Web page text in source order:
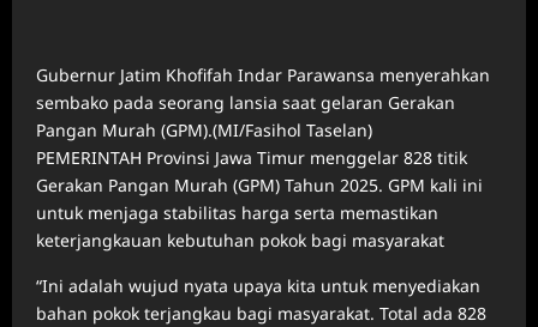
Gubernur Jatim Khofifah Indar Parawansa menyerahkan
sembako pada seorang lansia saat gelaran Gerakan
Pangan Murah (GPM).(MI/Fasihol Taselan)
PEMERINTAH Provinsi Jawa Timur menggelar 828 titik
Gerakan Pangan Murah (GPM) Tahun 2025. GPM kali ini
untuk menjaga stabilitas harga serta memastikan
keterjangkauan kebutuhan pokok bagi masyarakat
“Ini adalah wujud nyata upaya kita untuk menyediakan
bahan pokok terjangkau bagi masyarakat. Total ada 828